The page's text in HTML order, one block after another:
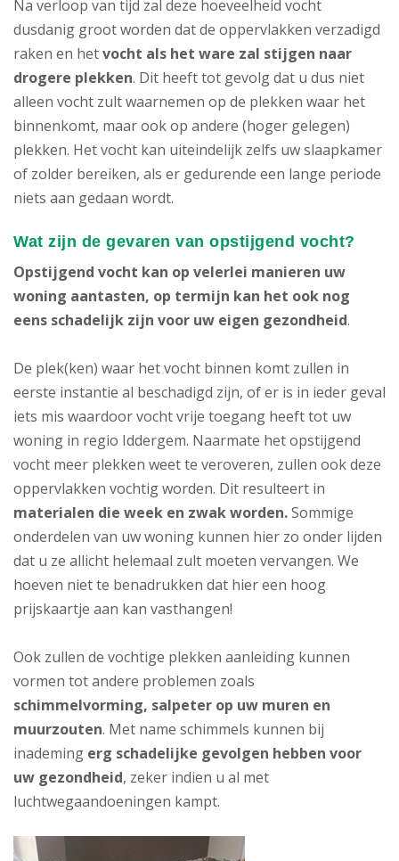
Na verloop van tijd zal deze hoeveelheid vocht
dusdanig groot worden dat de oppervlakken verzadigd
raken en hetvocht als het ware zal stijgen naar
drogere plekken. Dit heeft tot gevolg dat u dus niet
alleen vocht zult waarnemen op de plekken waar het
binnenkomt, maar ook op andere (hoger gelegen)
plekken. Het vocht kan uiteindelijk zelfs uw slaapkamer
of zolder bereiken, als er gedurende een lange periode
niets aan gedaan wordt.
Wat zijn de gevaren van opstijgend vocht?
Opstijgend vocht kan op velerlei manieren uw
woning aantasten, op termijn kan het ook nog
eens schadelijk zijn voor uw eigen gezondheid.
De plek(ken) waar het vocht binnen komt zullen in
eerste instantie al beschadigd zijn, of er is in ieder geval
iets mis waardoor vocht vrije toegang heeft tot uw
woning in regio Iddergem. Naarmate het opstijgend
vocht meer plekken weet te veroveren, zullen ook deze
oppervlakken vochtig worden. Dit resulteert in
materialen die week en zwak worden.Sommige
onderdelen van uw woning kunnen hier zo onder lijden
dat u ze allicht helemaal zult moeten vervangen. We
hoeven niet te benadrukken dat hier een hoog
prijskaartje aan kan vasthangen!
Ook zullen de vochtige plekken aanleiding kunnen
vormen tot andere problemen zoals
schimmelvorming, salpeter op uw muren en
muurzouten. Met name schimmels kunnen bij
inademing erg schadelijke gevolgen hebben voor
uw gezondheid, zeker indien u al met
luchtwegaandoeningen kampt.